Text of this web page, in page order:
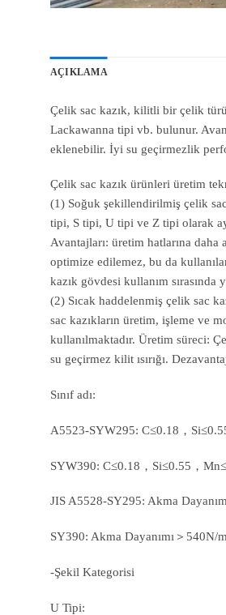
AÇIKLAMA
Çelik sac kazık, kilitli bir çelik
Lackawanna tipi vb. bulunur.
eklenebilir. İyi su geçirmezlik
Çelik sac kazık ürünleri üretim
(1) Soğuk şekillendirilmiş çelik sac
tipi, S tipi, U tipi ve Z tipi olarak
Avantajları: üretim hatlarına
optimize edilemez, bu da
kazık gövdesi kullanım sırasında
(2) Sıcak haddelenmiş çelik sac
sac kazıkların üretim, işleme ve
kullanılmaktadır. Üretim süreci:
su geçirmez kilit ısırığı.
Sınıf adı:
A5523-SYW295: C≤0.18，
SYW390: C≤0.18，Si≤0.55，
JIS A5528-SY295: Akma
SY390: Akma Dayanımı＞540N/
-Şekil Kategorisi
U Tipi: